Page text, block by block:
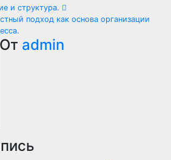
и структура.
подход как основа организации
От admin